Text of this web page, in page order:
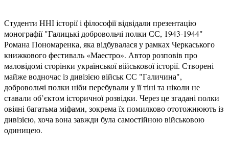
Студенти ННІ історії і філософії відвідали презентацію
монографії "Галицькі добровольчі полки СС, 1943-1944"
Романа Пономаренка, яка відбувалася у рамках Черкаського
книжкового фестиваль «Маестро». Автор розповів про
маловідомі сторінки української військової історії. Створені
майже водночас із дивізією військ СС "Галичина",
добровольчі полки ніби перебували у її тіні та ніколи не
ставали об’єктом історичної розвідки. Через це згадані полки
овіяні багатьма міфами, зокрема їх помилково ототожнюють із
дивізією, хоча вона завжди була самостійною військовою
одиницею.